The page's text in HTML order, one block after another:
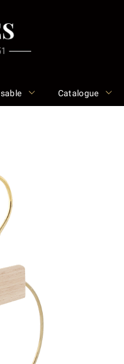
Catalogue